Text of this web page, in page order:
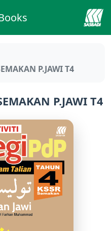
P.JAWI T4
P.JAWI T4